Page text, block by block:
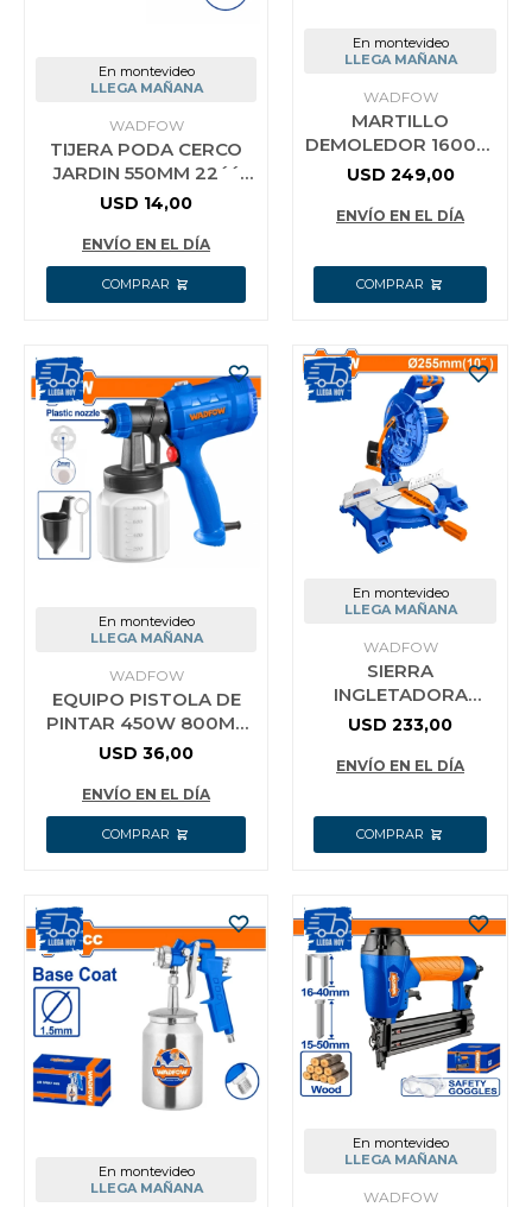
En montevideo
LLEGA MAÑANA
WADFOW
TIJERA PODA CERCO
JARDIN 550MM 22´´
WPR2301
USD 14,00
ENVÍO EN EL DÍA
En montevideo
LLEGA MAÑANA
WADFOW
MARTILLO
DEMOLEDOR 1600W
45J + CINCEL +
WDB1D80
USD 249,00
ENVÍO EN EL DÍA
En montevideo
LLEGA MAÑANA
WADFOW
EQUIPO PISTOLA DE
PINTAR 450W 800ML
WADFOW WEG1A16
USD 36,00
ENVÍO EN EL DÍA
En montevideo
LLEGA MAÑANA
WADFOW
SIERRA
INGLETADORA
255MM 1800W +
WADFOW
USD 233,00
ENVÍO EN EL DÍA
En montevideo
LLEGA MAÑANA
En montevideo
LLEGA MAÑANA
WADFOW